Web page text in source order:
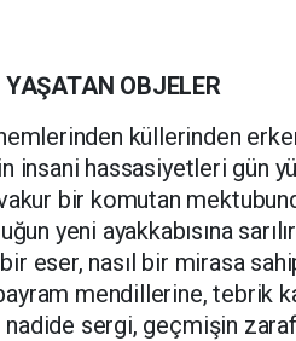
OBJELER
küllerinden
insani hassasiyetleri gün
bir komutan
yeni ayakkabısına
eser, nasıl bir mirasa
mendillerine, tebrik
nadide sergi, geçmişin